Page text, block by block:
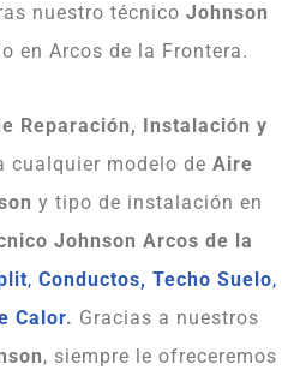
nuestro técnico Johnson
en Arcos de la Frontera.
Reparación, Instalación y
cualquier modelo de Aire
y tipo de instalación en
Johnson Arcos de la
, Conductos, Techo Suelo,
Calor. Gracias a nuestros
, siempre le ofreceremos